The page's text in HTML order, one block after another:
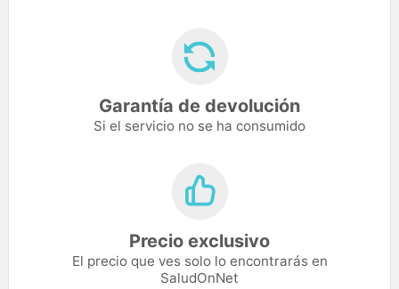
Garantía de devolución
Si el servicio no se ha consumido
Precio exclusivo
El precio que ves solo lo encontrarás en
SaludOnNet